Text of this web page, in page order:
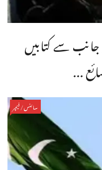
جانب سے کتابیں
...
سائنس/فیچر